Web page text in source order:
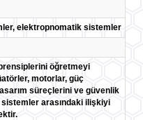
elektropnomatik sistemler
öğretmeyi
motorlar, güç
süreçlerini ve güvenlik
arasındaki ilişkiyi